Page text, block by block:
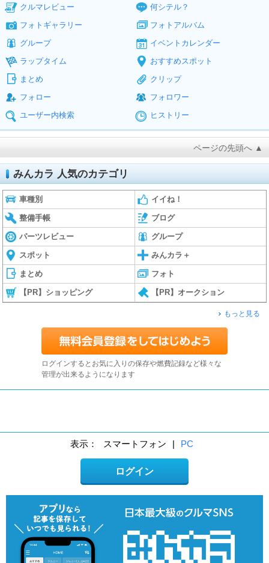
クルマレビュー
何シテル？
フォトギャラリー
フォトアルバム
グループ
イベントカレンダー
ラップタイム
おすすめスポット
まとめ
クリップ
フォロー
フォロワー
ユーザー内検索
ヒストリー
ページの先頭へ ▲
みんカラ 人気のカテゴリ
車種別 イイね！
整備手帳 ブログ
パーツレビュー グループ
スポット みんカラ＋
まとめ フォト
【PR】ショッピング 【PR】オークション
もっと見る
ログインするとお気に入りの保存や燃費記録など様々な
管理が出来るようになります
表示： スマートフォン | PC
ログイン